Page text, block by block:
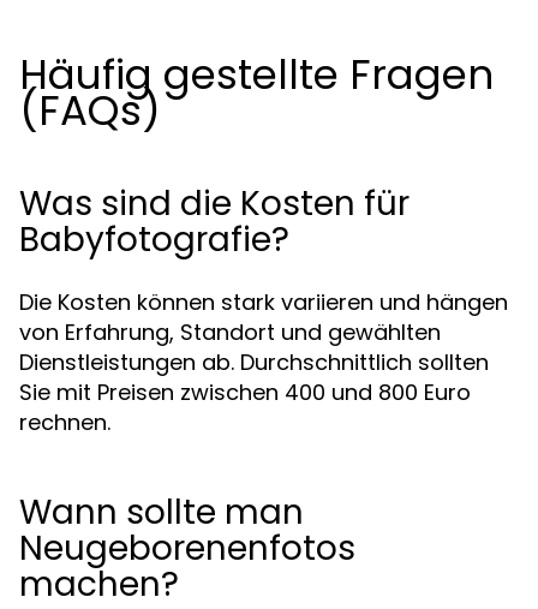
Häufig gestellte Fragen
(FAQs)
Was sind die Kosten für
Babyfotografie?
Die Kosten können stark variieren und hängen
von Erfahrung, Standort und gewählten
Dienstleistungen ab. Durchschnittlich sollten
Sie mit Preisen zwischen 400 und 800 Euro
rechnen.
Wann sollte man
Neugeborenenfotos
machen?